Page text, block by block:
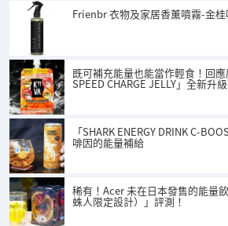
Frienbr 衣物及家居香薰噴霧-金
既可補充能量也能當作輕食！回
SPEED CHARGE JELLY」全新升
「SHARK ENERGY DRINK C-
啡因的能量補給
稀有！Acer 未在日本發售的能量
蛛人限定設計）」評測！